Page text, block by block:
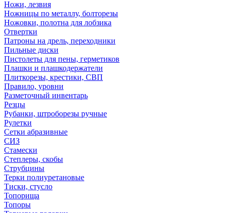
Ножи, лезвия
Ножницы по металлу, болторезы
Ножовки, полотна для лобзика
Отвертки
Патроны на дрель, переходники
Пильные диски
Пистолеты для пены, герметиков
Плашки и плашкодержатели
Плиткорезы, крестики, СВП
Правило, уровни
Разметочный инвентарь
Резцы
Рубанки, штроборезы ручные
Рулетки
Сетки абразивные
СИЗ
Стамески
Степлеры, скобы
Струбцины
Терки полиуретановые
Тиски, стусло
Топорища
Топоры